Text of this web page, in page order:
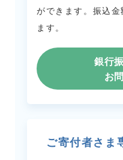
ができます。 振込
ます。
銀行
お
ご寄付者さま